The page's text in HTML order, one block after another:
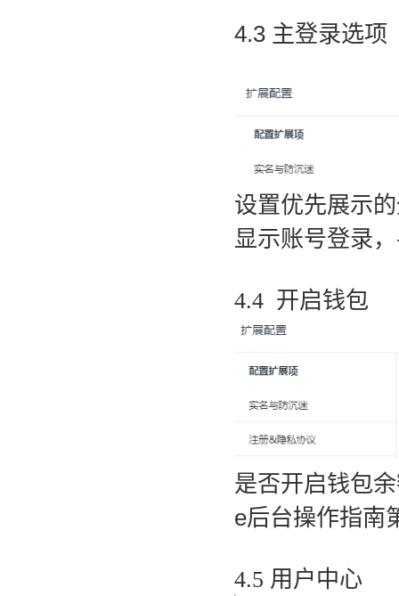
4.3 主登录选项
设置优先展示
显示账号登录
4.4 开启钱包
是否开启钱包
e后台操作指南
4.5 用户中心